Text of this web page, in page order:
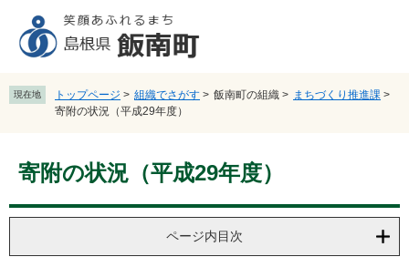
先
頭
を
飛
へ
現在地 トップページ > 組織でさがす > 飯南町の組織 > まちづくり推進課 >
寄附の状況（平成29年度）
文寄附の状況（平成29年度）
ページ内目次